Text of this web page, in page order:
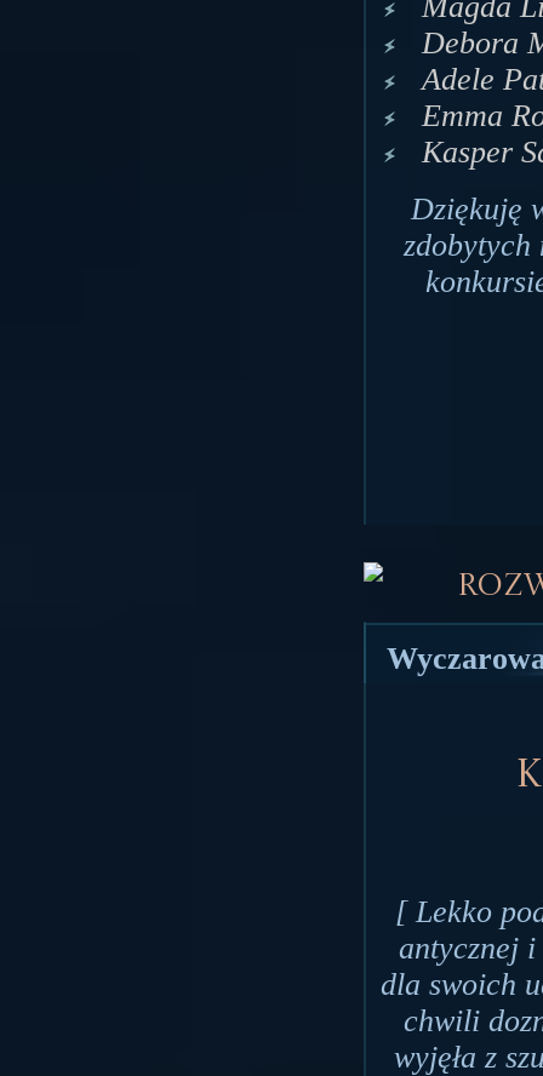
Debora
Adele
Emma
Kasper
Dziękuję
zdobytych
[ Lekko
antycznej i
dla swoich
chwili
wyjęła z